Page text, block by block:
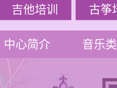
吉他培训 古筝
中心简介 音乐类